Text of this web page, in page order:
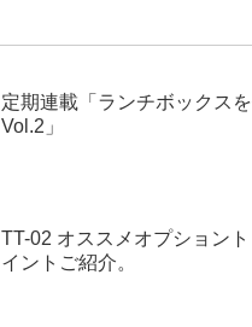
定期連載「ランチボックス
Vol.2」
TT-02 オススメオプション
イントご紹介。